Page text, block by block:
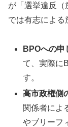
が「選挙違反（
では有志による
BPOへの申
て、実際に
す。
高市政権側
関係者によ
やブリーフ